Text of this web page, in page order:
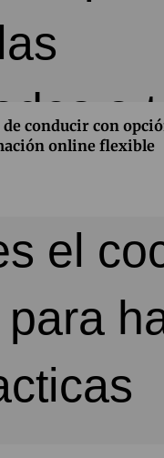
conducir con
online flexible